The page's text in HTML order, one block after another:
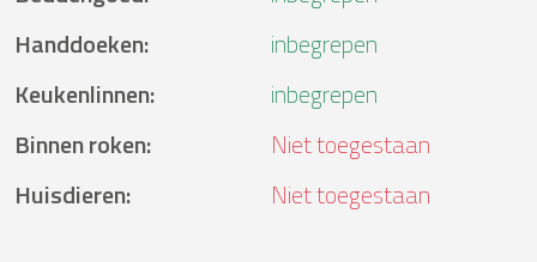
Handdoeken:
inbegrepen
Keukenlinnen:
inbegrepen
Binnen roken:
Niet toegestaan
Huisdieren: Niet toegestaan